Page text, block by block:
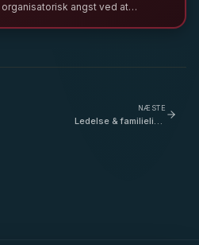
organisatorisk angst ved at
bæredygtighed.
NÆSTE
Ledelse & familieliv -